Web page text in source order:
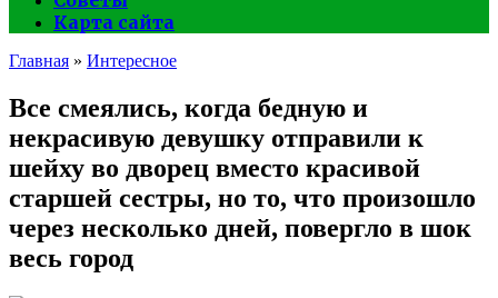
Карта сайта
Главная » Интересное
Все смеялись, когда бедную и
некрасивую девушку отправили к
шейху во дворец вместо красивой
старшей сестры, но то, что произошло
через несколько дней, повергло в шок
весь город